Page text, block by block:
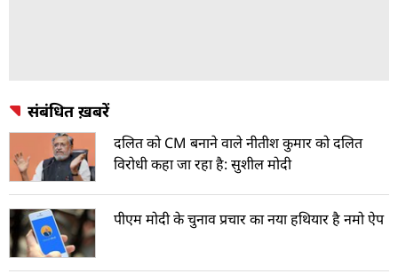
संबंधित ख़बरें
दलित को CM बनाने वाले नीतीश कुमार को दलित
विरोधी कहा जा रहा है: सुशील मोदी
पीएम मोदी के चुनाव प्रचार का नया हथियार है नमो ऐप